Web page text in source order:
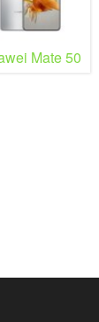
Mate 50